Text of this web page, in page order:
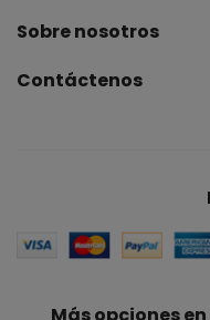
Sobre nosotros
Contáctenos